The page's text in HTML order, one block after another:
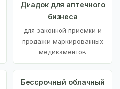
Диадок для аптечного
бизнеса
для законной приемки и
продажи маркированных
медикаментов
Бессрочный облачный